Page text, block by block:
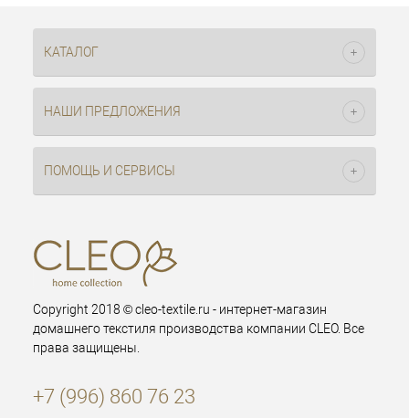
КАТАЛОГ
НАШИ ПРЕДЛОЖЕНИЯ
ПОМОЩЬ И СЕРВИСЫ
Copyright 2018 © cleo-textile.ru - интернет-магазин
домашнего текстиля производства компании CLEO. Все
права защищены.
+7 (996) 860 76 23